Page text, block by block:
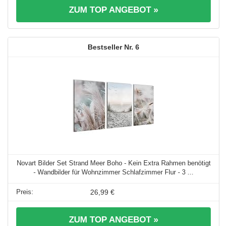
ZUM TOP ANGEBOT »
6
Novart Bilder Set Strand Meer Boho - Kein Extra Rahmen benötigt
- Wandbilder für Wohnzimmer Schlafzimmer Flur - 3 ...
26,99 €
ZUM TOP ANGEBOT »